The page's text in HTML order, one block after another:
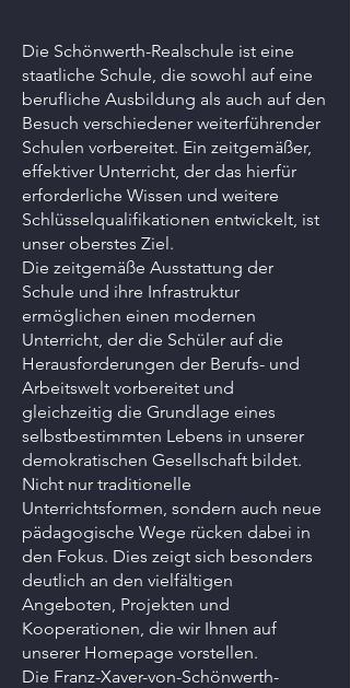
Die Schönwerth-Realschule ist eine
staatliche Schule, die sowohl auf eine
berufliche Ausbildung als auch auf den
Besuch verschiedener weiterführender
Schulen vorbereitet. Ein zeitgemäßer,
effektiver Unterricht, der das hierfür
erforderliche Wissen und weitere
Schlüsselqualifikationen entwickelt, ist
unser oberstes Ziel.
Die zeitgemäße Ausstattung der
Schule und ihre Infrastruktur
ermöglichen einen modernen
Unterricht, der die Schüler auf die
Herausforderungen der Berufs- und
Arbeitswelt vorbereitet und
gleichzeitig die Grundlage eines
selbstbestimmten Lebens in unserer
demokratischen Gesellschaft bildet.
Nicht nur traditionelle
Unterrichtsformen, sondern auch neue
pädagogische Wege rücken dabei in
den Fokus. Dies zeigt sich besonders
deutlich an den vielfältigen
Angeboten, Projekten und
Kooperationen, die wir Ihnen auf
unserer Homepage vorstellen.
Die Franz-Xaver-von-Schönwerth-